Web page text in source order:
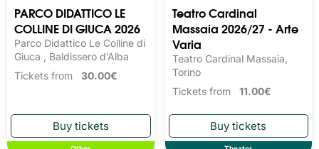
PARCO DIDATTICO LE
COLLINE DI GIUCA 2026
Parco Didattico Le Colline di
Giuca , Baldissero d’Alba
Tickets from 30.00€
Teatro Cardinal
Massaia 2026/27 - Arte
Varia
Teatro Cardinal Massaia,
Torino
Tickets from 11.00€